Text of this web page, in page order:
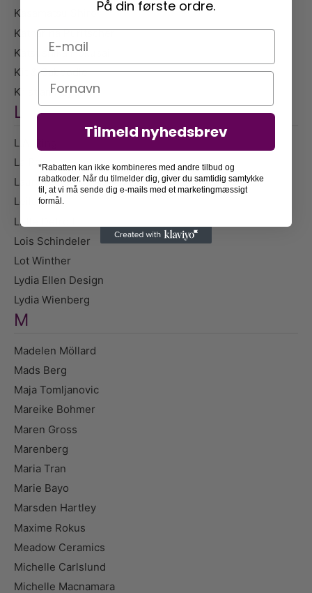
Kasamatsu Shiro
Katharina Puritscher
Katsushika Hokusai
Kit & Caboodle
Kristian Højland
L
L.A. Ring
La Poire
Laura Page
Leilani
Little Detroit
Lois Schindeler
Lot Winther
Lydia Ellen Design
Lydia Wienberg
M
Madelen Möllard
Mads Berg
Maja Tomljanovic
Mareike Bohmer
Maren Gross
Marenberg
Maria Tran
Marie Bayo
Marsden Hartley
Maxime Rokus
Meadow Ceramics
Michelle Carlslund
Michelle Macnamara
På din første ordre.
E-mail
Navn
Tilmeld nyhedsbrev
*Rabatten kan ikke kombineres med andre tilbud og
rabatkoder. Når du tilmelder dig, giver du samtidig samtykke
til, at vi må sende dig e-mails med et marketingmæssigt
formål.